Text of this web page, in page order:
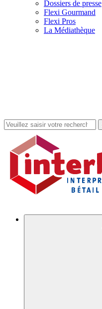
Dossiers de presse
Flexi Gourmand
Flexi Pros
La Médiathèque
Rechercher
dans
site